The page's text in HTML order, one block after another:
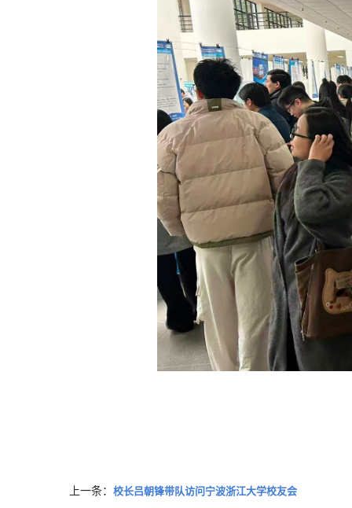
上一条： 校长吕朝锋带队访问宁波浙江大学校友会